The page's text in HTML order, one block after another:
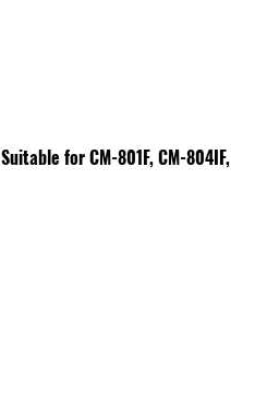
Suitable for CM-801F, CM-804IF,